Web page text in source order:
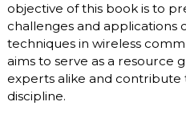
objective of this book is to
challenges and applications
techniques in wireless
aims to serve as a resource
experts alike and
discipline.